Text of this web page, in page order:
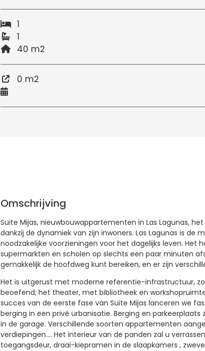
1
1
40 m2
0 m2
Omschrijving
Suite Mijas, nieuwbouwappartementen in Las Lagunas,
dankzij de dynamiek van zijn inwoners. Las Lagunas is
noodzakelijke voorzieningen voor het dagelijks leven.
supermarkten en scholen op slechts een paar minuten
gemakkelijk de hoofdweg kunt bereiken, en er zijn
Het is uitgerust met moderne referentie-infrastructuur,
beoefend; het theater, met bibliotheek en
succes van de eerste fase van Suite Mijas lanceren we
berging in een privé urbanisatie. Berging en
in de garage. Verschillende soorten appartementen
verdiepingen…. Het interieur van de panden zal u
toegangsdeur, draai-kiepramen in de slaapkamers ,